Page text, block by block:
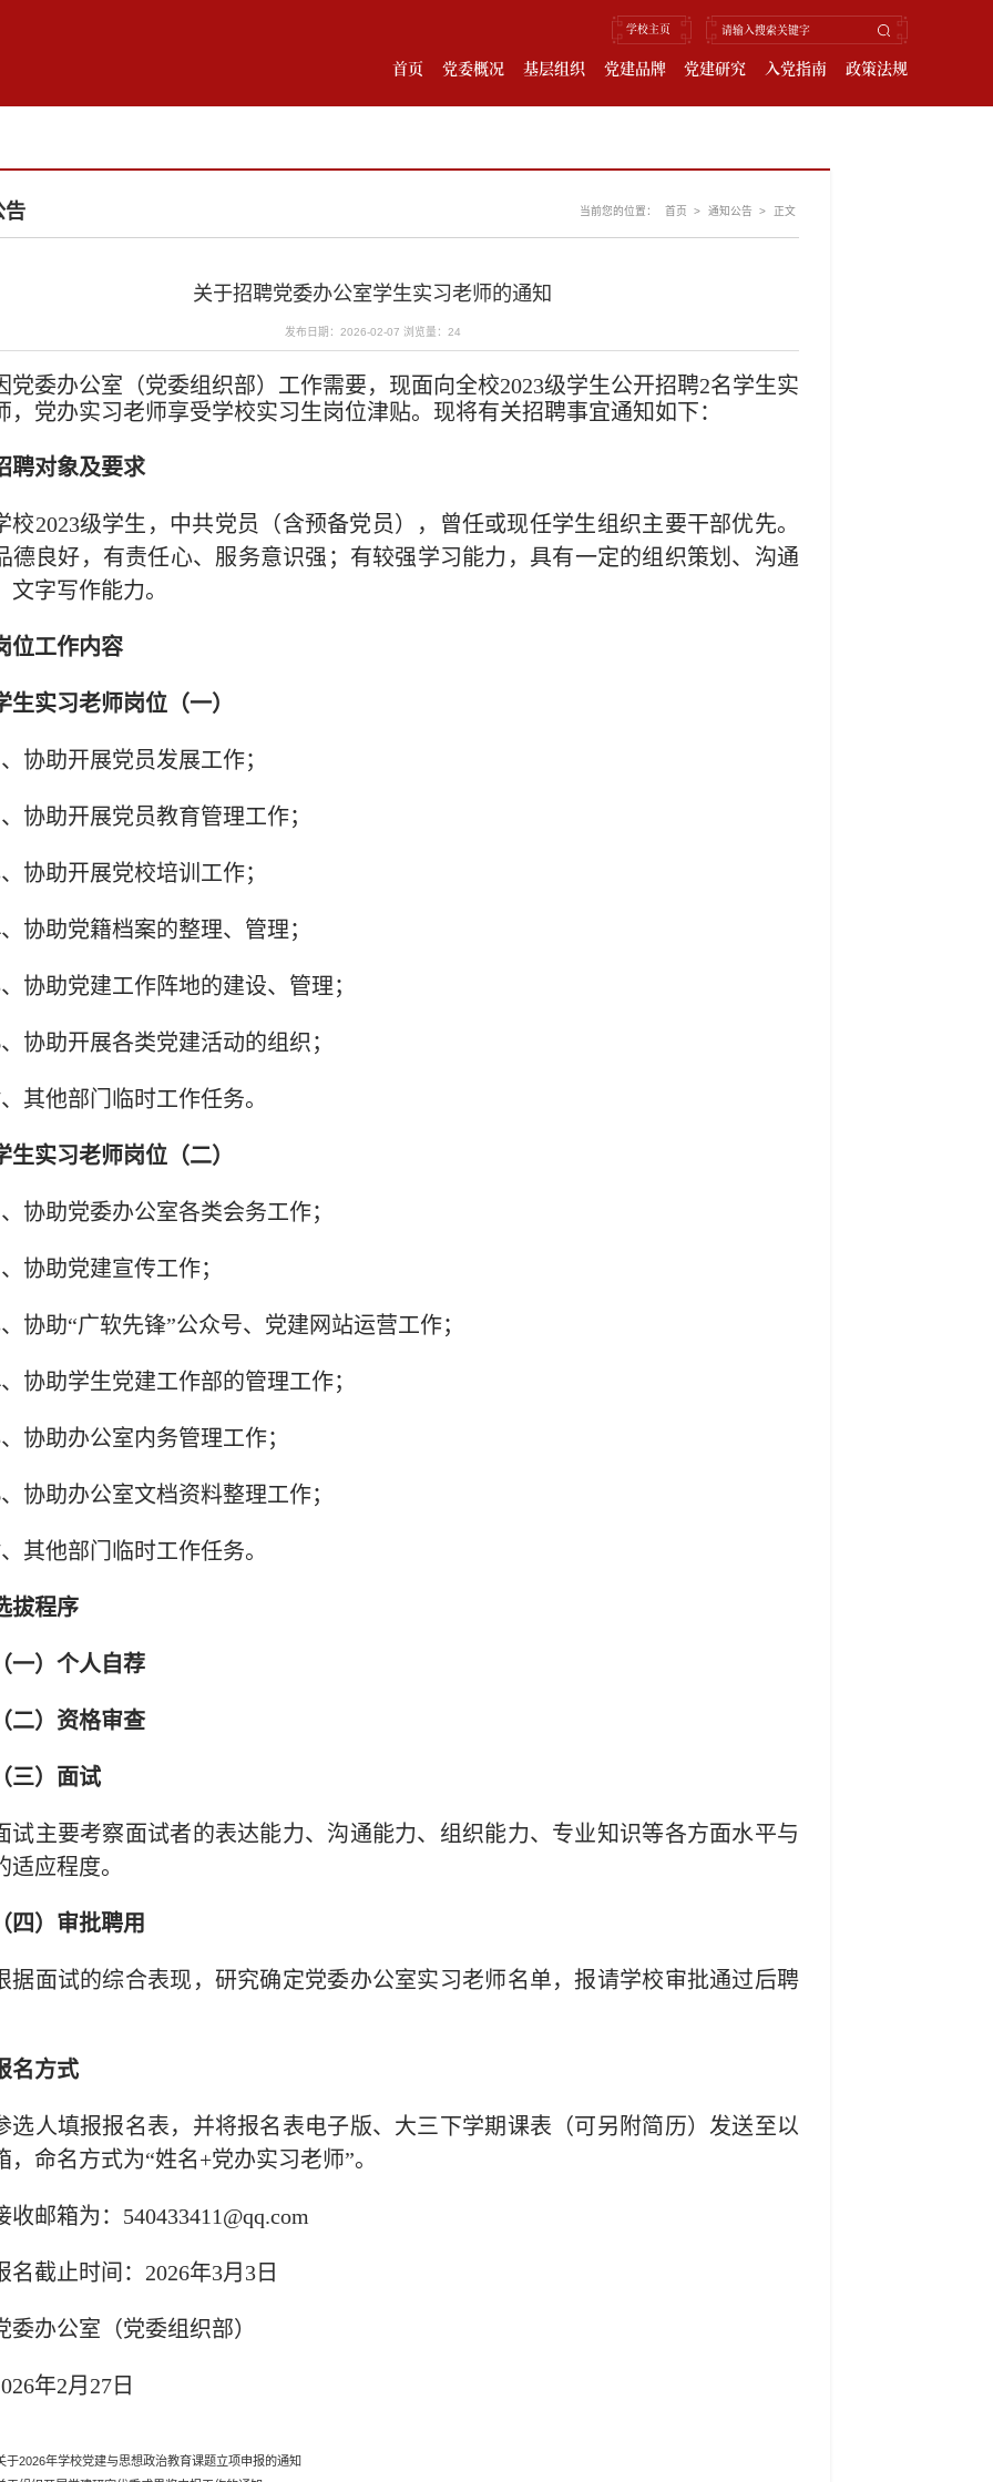
学校主页
首页 党委概况 基层组织 党建品牌 党建研究 入党指南 政策法规
告 当前您的位置： 首页 > 通知公告 > 正文
关于招聘党委办公室学生实习老师的通知
发布日期：2026-02-07 浏览量： 24
党委办公室（党委组织部）工作需要，现面向全校2023级学生公开招聘2名学生实
，党办实习老师享受学校实习生岗位津贴。现将有关招聘事宜通知如下：
聘对象及要求
校2023级学生，中共党员（含预备党员），曾任或现任学生组织主要干部优先。
德良好，有责任心、服务意识强；有较强学习能力，具有一定的组织策划、沟通
文字写作能力。
位工作内容
生实习老师岗位（一）
协助开展党员发展工作；
协助开展党员教育管理工作；
协助开展党校培训工作；
协助党籍档案的整理、管理；
协助党建工作阵地的建设、管理；
协助开展各类党建活动的组织；
其他部门临时工作任务。
生实习老师岗位（二）
协助党委办公室各类会务工作；
协助党建宣传工作；
协助“广软先锋”公众号、党建网站运营工作；
协助学生党建工作部的管理工作；
协助办公室内务管理工作；
协助办公室文档资料整理工作；
其他部门临时工作任务。
拔程序
一）个人自荐
二）资格审查
三）面试
试主要考察面试者的表达能力、沟通能力、组织能力、专业知识等各方面水平与
适应程度。
四）审批聘用
据面试的综合表现，研究确定党委办公室实习老师名单，报请学校审批通过后聘
名方式
选人填报报名表，并将报名表电子版、大三下学期课表（可另附简历）发送至以
，命名方式为“姓名+党办实习老师”。
收邮箱为： 540433411@qq.com
名截止时间： 2026年3月3日
委办公室（党委组织部）
年2月27日
于2026年学校党建与思想政治教育课题立项申报的通知